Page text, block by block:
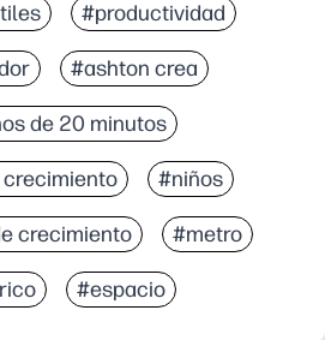
#productividad
#ashton crea
de 20 minutos
#niños
crecimiento #metro
#espacio